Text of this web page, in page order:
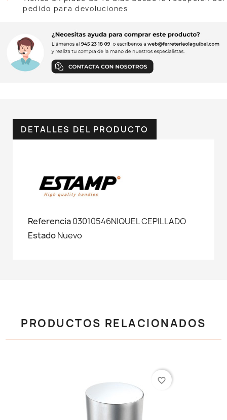
pedido para devoluciones
DETALLES DEL PRODUCTO
Referencia03010546NIQUEL CEPILLADO
EstadoNuevo
PRODUCTOS RELACIONADOS
favorite_border